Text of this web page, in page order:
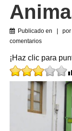
Publicado en por
comentarios
¡Haz clic para